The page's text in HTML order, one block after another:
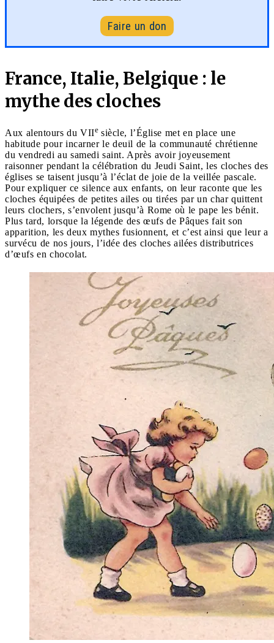
Faire un don
France, Italie, Belgique : le
mythe des cloches
Aux alentours du VIIe siècle, l’Église met en place une
habitude pour incarner le deuil de la communauté chrétienne
du vendredi au samedi saint. Après avoir joyeusement
raisonner pendant la célébration du Jeudi Saint, les cloches des
églises se taisent jusqu’à l’éclat de joie de la veillée pascale.
Pour expliquer ce silence aux enfants, on leur raconte que les
cloches équipées de petites ailes ou tirées par un char quittent
leurs clochers, s’envolent jusqu’à Rome où le pape les bénit.
Plus tard, lorsque la légende des œufs de Pâques fait son
apparition, les deux mythes fusionnent, et c’est ainsi que leur a
survécu de nos jours, l’idée des cloches ailées distributrices
d’œufs en chocolat.